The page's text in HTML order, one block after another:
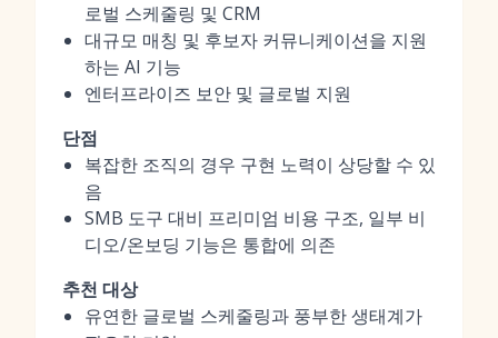
로벌 스케줄링 및 CRM
대규모 매칭 및 후보자 커뮤니케이션을 지원
하는 AI 기능
엔터프라이즈 보안 및 글로벌 지원
단점
복잡한 조직의 경우 구현 노력이 상당할 수 있
음
SMB 도구 대비 프리미엄 비용 구조, 일부 비
디오/온보딩 기능은 통합에 의존
추천 대상
유연한 글로벌 스케줄링과 풍부한 생태계가